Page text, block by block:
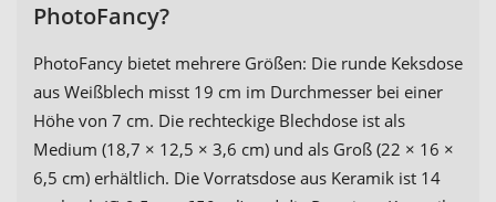
PhotoFancy?
PhotoFancy bietet mehrere Größen: Die runde Keksdose
aus Weißblech misst 19 cm im Durchmesser bei einer
Höhe von 7 cm. Die rechteckige Blechdose ist als
Medium (18,7 × 12,5 × 3,6 cm) und als Groß (22 × 16 ×
6,5 cm) erhältlich. Die Vorratsdose aus Keramik ist 14